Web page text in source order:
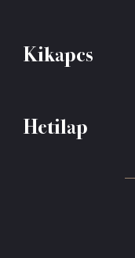
Kikapcs
Hetilap